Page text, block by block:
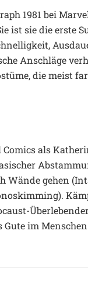
1981 bei
ist sie die erste
Anschläge
die meist
Comics als
Wände gehen
im